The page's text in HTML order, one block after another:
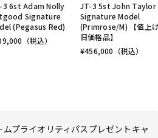
3 6st Adam Nolly
Signature
(Pegasus Red)
（税込）
JT-3 5st John Taylor
Signature Model
(Primrose/M) 【値上
旧価格品】
¥456,000 （税込）
プライオリティパスプレゼントキャ